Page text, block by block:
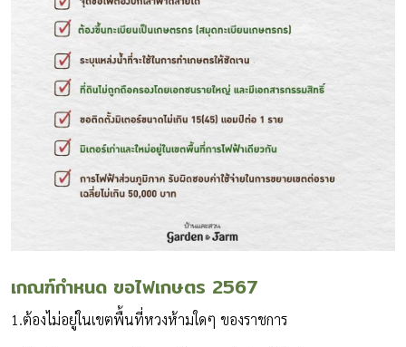
เกณฑ์กำหนด ขอไฟเกษตร 2567
1.ต้องไม่อยู่ในเขตพื้นที่หวงห้ามใดๆ ของราชการ